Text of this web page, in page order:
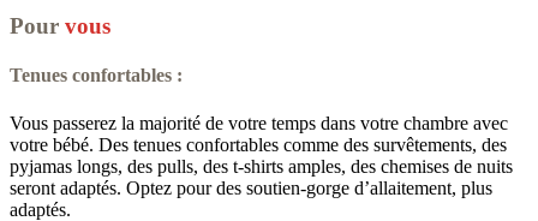
Pour vous
Tenues confortables :
Vous passerez la majorité de votre temps dans votre chambre avec
votre bébé. Des tenues confortables comme des survêtements, des
pyjamas longs, des pulls, des t-shirts amples, des chemises de nuits
seront adaptés. Optez pour des soutien-gorge d’allaitement, plus
adaptés.